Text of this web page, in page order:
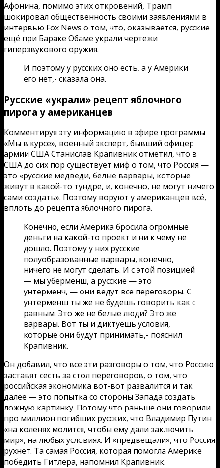
Афонина, помимо этих откровений, Трамп
шокировал общественность своими заявлениями в
интервью Fox News о том, что, оказывается, русские
ещё при Бараке Обаме украли чертежи
гиперзвукового оружия.
И поэтому у русских оно есть, а у Америки
его нет,- сказала она.
Русские «украли» рецепт яблочного
пирога у американцев
Комментируя эту информацию в эфире программы
«Мы в курсе», военный эксперт, бывший офицер
армии США Станислав Крапивник отметил, что в
США до сих пор существует миф о том, что Россия —
это «русские медведи, белые варвары, которые
живут в какой-то тундре, и, конечно, не могут ничего
сами создать». Поэтому воруют у американцев всё,
вплоть до рецепта яблочного пирога.
Конечно, если Америка бросила огромные
деньги на какой-то проект и ни к чему не
дошло. Поэтому у них русские
полуобразованные варвары, конечно,
ничего не могут сделать. И с этой позицией
— мы уберменш, а русские — это
унтерменч, — они ведут все переговоры. С
унтерменш ты же не будешь говорить как с
равным. Это же не белые люди? Это же
варвары. Вот ты и диктуешь условия,
которые они будут принимать,- пояснил
Крапивник.
Он добавил, что все эти разговоры о том, что Россию
заставят сесть за стол переговоров, о том, что
российская экономика вот-вот развалится и так
далее — это попытка со стороны Запада создать
ложную картинку. Потому что раньше они говорили
про миллион погибших русских, что Владимир Путин
«на коленях молится, чтобы ему дали заключить
мир», на любых условиях. И «предвещали», что Россия
рухнет. Та самая Россия, которая помогла Америке
победить Гитлера, напомнил Крапивник.